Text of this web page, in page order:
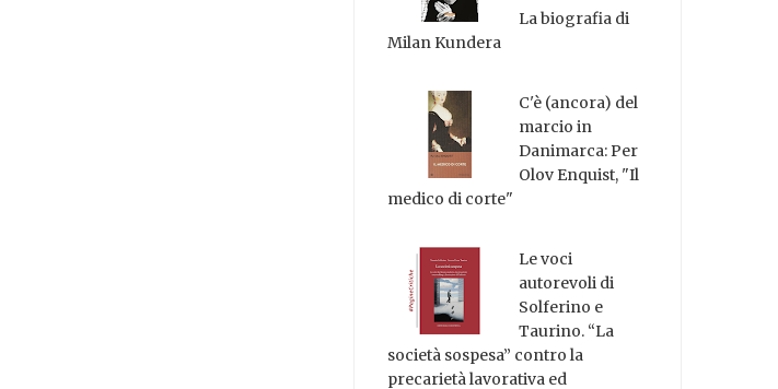
La biografia di
Milan Kundera
C'è (ancora) del
marcio in
Danimarca: Per
Olov Enquist, "Il
medico di corte"
Le voci
autorevoli di
Solferino e
Taurino. “La
società sospesa” contro la
precarietà lavorativa ed